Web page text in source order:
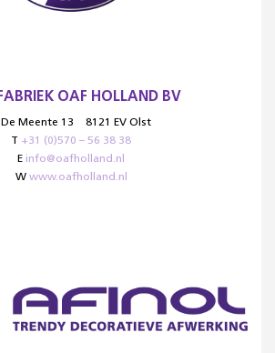
OAF HOLLAND BV
De Meente 13
8121 EV Olst
T +31 (0)570 – 56 38 38
E info@oafholland.nl
W www.oafholland.nl